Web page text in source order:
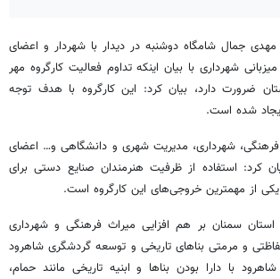
مهدی جمال شامگاه دوشنبه در دیدار با شهردار و اعضای
شهرداری با بیان اینکه تداوم فعالیت کارگروه مهر
ضرورت دارد، بیان کرد: این کارگروه با هدف توجه
شده است.
فرهنگی، شهرداری، مدیریت شهری و دانشگاهی و… اعضای
کرد: استفاده از ظرفیت هنرمندان صنایع دستی برای
از مهمترین خروجی‌های این کارگروه است.
سمنان بر هم افزایی میراث فرهنگی و شهرداری
و مرمتی بناهای تاریخی و توسعه گردشگری شاهرود
با دارا بودن بناها و ابنیه تاریخی مانند حمام،